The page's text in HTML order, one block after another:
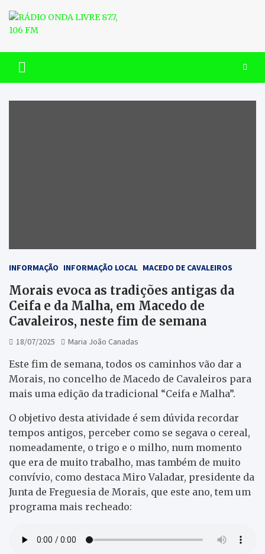
content
RÁDIO ONDA LIVRE 87.7, 106
FM
INFORMAÇÃO INFORMAÇÃO LOCAL MACEDO DE CAVALEIROS
Morais evoca as tradições antigas da
Ceifa e da Malha, em Macedo de
Cavaleiros, neste fim de semana
18/07/2025 Maria João Canadas
Este fim de semana, todos os caminhos vão dar a
Morais, no concelho de Macedo de Cavaleiros para
mais uma edição da tradicional “Ceifa e Malha”.
O objetivo desta atividade é sem dúvida recordar
tempos antigos, perceber como se segava o cereal,
nomeadamente, o trigo e o milho, num momento
que era de muito trabalho, mas também de muito
convívio, como destaca Miro Valadar, presidente da
Junta de Freguesia de Morais, que este ano, tem um
programa mais recheado: